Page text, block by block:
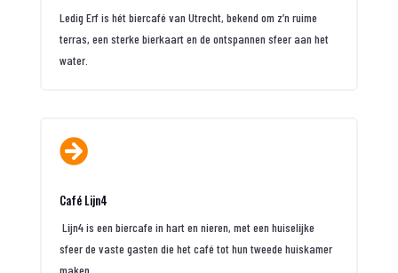
Ledig Erf is hét biercafé van Utrecht, bekend om z’n ruime
terras, een sterke bierkaart en de ontspannen sfeer aan het
water.

Café Lijn4
Lijn4 is een biercafe in hart en nieren, met een huiselijke
sfeer de vaste gasten die het café tot hun tweede huiskamer
maken.